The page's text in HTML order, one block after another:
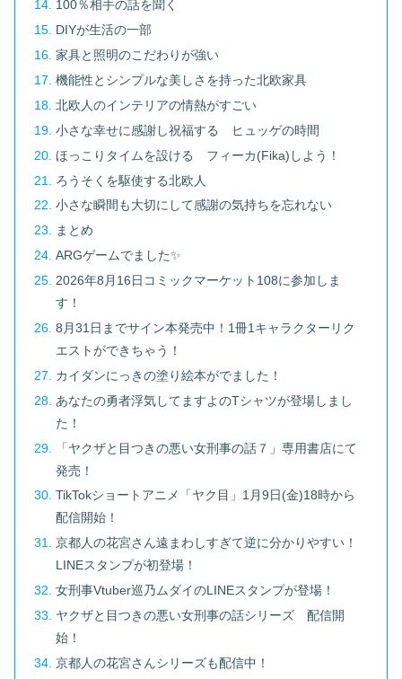
100％相手の話を聞く
DIYが生活の一部
家具と照明のこだわりが強い
機能性とシンプルな美しさを持った北欧家具
北欧人のインテリアの情熱がすごい
小さな幸せに感謝し祝福する ヒュッゲの時間
ほっこりタイムを設ける フィーカ(Fika)しよう！
ろうそくを駆使する北欧人
小さな瞬間も大切にして感謝の気持ちを忘れない
まとめ
ARGゲームでました✨
2026年8月16日コミックマーケット108に参加しま
す！
8月31日までサイン本発売中！1冊1キャラクターリク
エストができちゃう！
カイダンにっきの塗り絵本がでました！
あなたの勇者浮気してますよのTシャツが登場しまし
た！
「ヤクザと目つきの悪い女刑事の話７」専用書店にて
発売！
TikTokショートアニメ「ヤク目」1月9日(金)18時から
配信開始！
京都人の花宮さん遠まわしすぎて逆に分かりやすい！
LINEスタンプが初登場！
女刑事Vtuber巡乃ムダイのLINEスタンプが登場！
ヤクザと目つきの悪い女刑事の話シリーズ 配信開
始！
京都人の花宮さんシリーズも配信中！